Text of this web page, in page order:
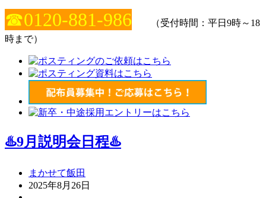
☎0120-881-986 （受付時間：平日9時～18
時まで）
♨️9月説明会日程♨️
まかせて飯田
2025年8月26日